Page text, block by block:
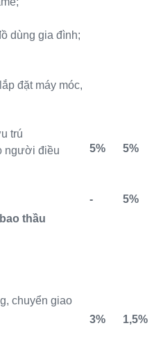
dùng gia đình;
đặt máy móc,
trú
người điều
5% 5%
- 5%
thầu
chuyển giao
3% 1,5%